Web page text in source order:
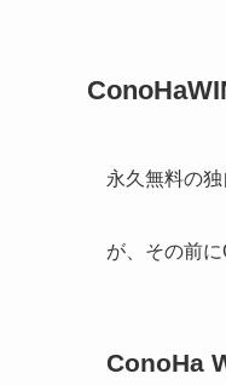
永久無料の
が、その前
ConoHa